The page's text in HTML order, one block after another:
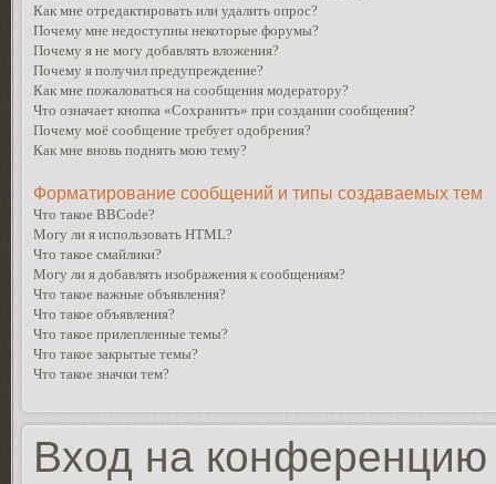
Как мне отредактировать или удалить опрос?
Почему мне недоступны некоторые форумы?
Почему я не могу добавлять вложения?
Почему я получил предупреждение?
Как мне пожаловаться на сообщения модератору?
Что означает кнопка «Сохранить» при создании сообщения?
Почему моё сообщение требует одобрения?
Как мне вновь поднять мою тему?
Форматирование сообщений и типы создаваемых тем
Что такое BBCode?
Могу ли я использовать HTML?
Что такое смайлики?
Могу ли я добавлять изображения к сообщениям?
Что такое важные объявления?
Что такое объявления?
Что такое прилепленные темы?
Что такое закрытые темы?
Что такое значки тем?
Вход на конференцию